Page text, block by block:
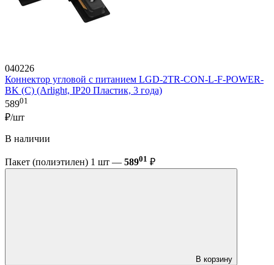
040226
Коннектор угловой с питанием LGD-2TR-CON-L-F-POWER-
BK (C) (Arlight, IP20 Пластик, 3 года)
58901
₽/шт
В наличии
Пакет (полиэтилен) 1 шт — 58901 ₽
В корзину